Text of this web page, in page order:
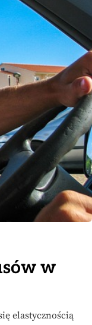
w
elastycznością